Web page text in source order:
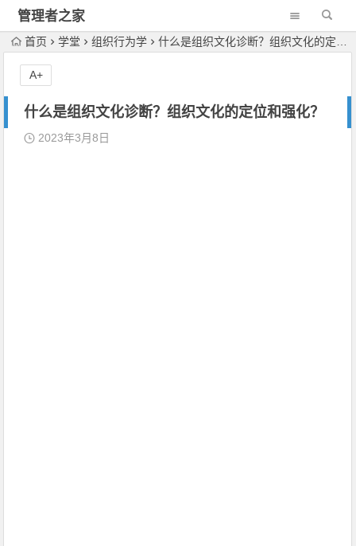
管理者之家
首页 学堂 组织行为学 什么是组织文化诊断？组织文化的定位和强化？
什么是组织文化诊断？组织文化的定位和强化？
2023年3月8日
A+